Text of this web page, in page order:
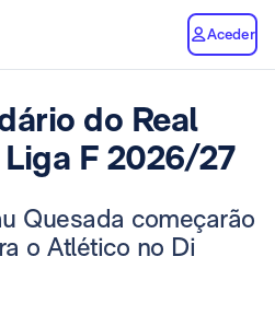
Aceder
do Real
F 2026/27
Quesada começarão
o Atlético no Di